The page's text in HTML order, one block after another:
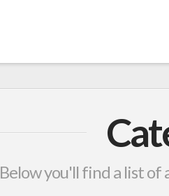
Below you'll find a list of